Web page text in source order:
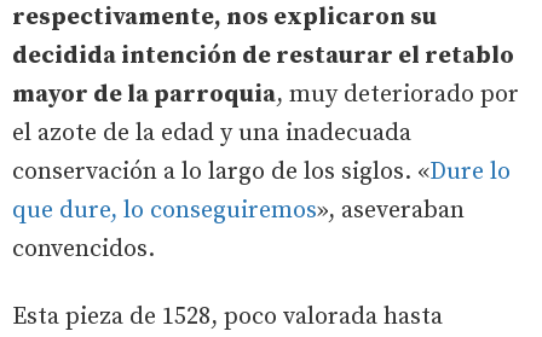
respectivamente, nos explicaron su
decidida intención de restaurar el retablo
mayor de la parroquia, muy deteriorado por
el azote de la edad y una inadecuada
conservación a lo largo de los siglos. «Dure lo
que dure, lo conseguiremos», aseveraban
convencidos.
Esta pieza de 1528, poco valorada hasta